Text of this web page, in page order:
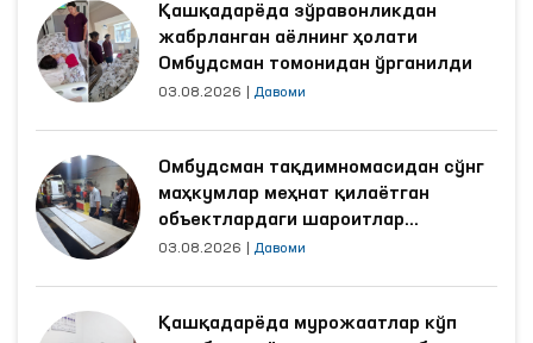
Қашқадарёда зўравонликдан
жабрланган аёлнинг ҳолати
Омбудсман томонидан ўрганилди
03.08.2026 Давоми
Омбудсман тақдимномасидан сўнг
маҳкумлар меҳнат қилаётган
объектлардаги шароитлар
яхшиланди
03.08.2026 Давоми
Қашқадарёда мурожаатлар кўп